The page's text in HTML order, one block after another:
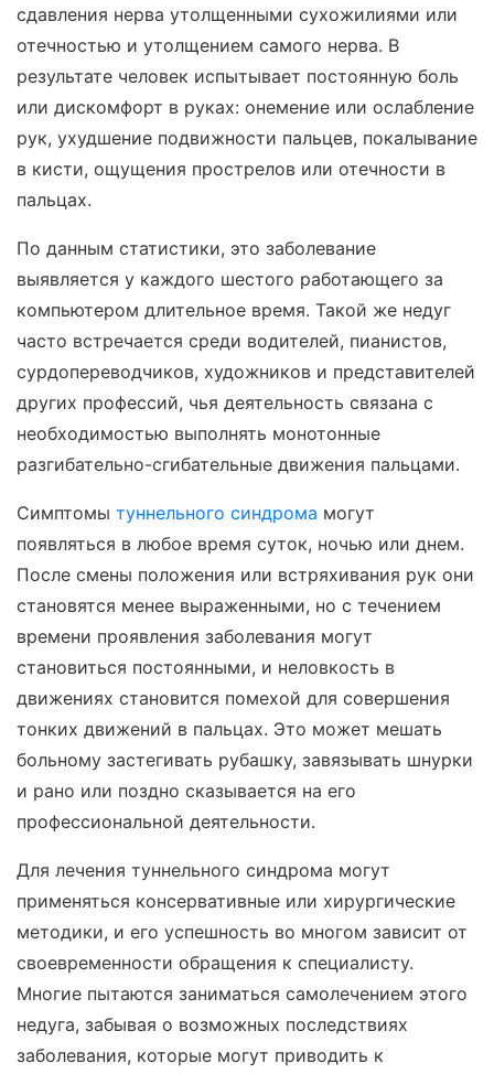
сдавления нерва утолщенными сухожилиями или
отечностью и утолщением самого нерва. В
результате человек испытывает постоянную боль
или дискомфорт в руках: онемение или ослабление
рук, ухудшение подвижности пальцев, покалывание
в кисти, ощущения прострелов или отечности в
пальцах.
По данным статистики, это заболевание
выявляется у каждого шестого работающего за
компьютером длительное время. Такой же недуг
часто встречается среди водителей, пианистов,
сурдопереводчиков, художников и представителей
других профессий, чья деятельность связана с
необходимостью выполнять монотонные
разгибательно-сгибательные движения пальцами.
Симптомы туннельного синдрома могут
появляться в любое время суток, ночью или днем.
После смены положения или встряхивания рук они
становятся менее выраженными, но с течением
времени проявления заболевания могут
становиться постоянными, и неловкость в
движениях становится помехой для совершения
тонких движений в пальцах. Это может мешать
больному застегивать рубашку, завязывать шнурки
и рано или поздно сказывается на его
профессиональной деятельности.
Для лечения туннельного синдрома могут
применяться консервативные или хирургические
методики, и его успешность во многом зависит от
своевременности обращения к специалисту.
Многие пытаются заниматься самолечением этого
недуга, забывая о возможных последствиях
заболевания, которые могут приводить к